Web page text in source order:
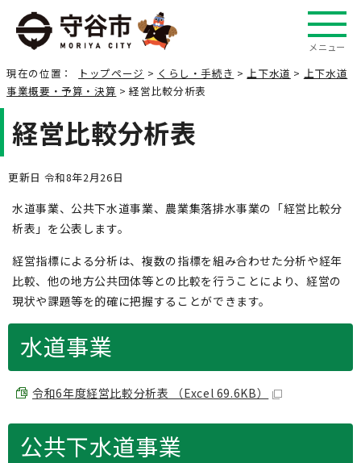
メニュー
現在の位置： トップページ > くらし・手続き >上下水道 > 上下水道
事業概要・予算・決算 > 経営比較分析表
経営比較分析表
更新日 令和8年2月26日
水道事業、公共下水道事業、農業集落排水事業の「経営比較分
析表」を公表します。
経営指標による分析は、複数の指標を組み合わせた分析や経年
比較、他の地方公共団体等との比較を行うことにより、経営の
現状や課題等を的確に把握することができます。
水道事業
令和6年度経営比較分析表 （Excel 69.6KB）
公共下水道事業